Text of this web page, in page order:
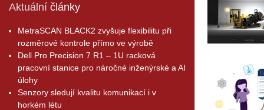
Aktuální články
MetraSCAN BLACK2 zvyšuje flexibilitu při
rozměrové kontrole přímo ve výrobě
Dell Pro Precision 7 R1 – 1U racková
pracovní stanice pro náročné inženýrské a AI
úlohy
Senzory sledují kvalitu komunikací i v
horkém létu